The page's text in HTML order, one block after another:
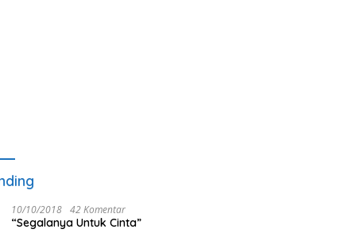
10/10/2018 42 Komentar
“Segalanya Untuk Cinta”